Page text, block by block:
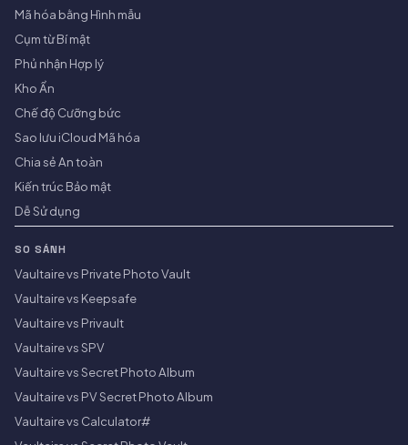
Mã hóa bằng Hình mẫu
Cụm từ Bí mật
Phủ nhận Hợp lý
Kho Ẩn
Chế độ Cưỡng bức
Sao lưu iCloud Mã hóa
Chia sẻ An toàn
Kiến trúc Bảo mật
Dễ Sử dụng
SO SÁNH
Vaultaire vs Private Photo Vault
Vaultaire vs Keepsafe
Vaultaire vs Privault
Vaultaire vs SPV
Vaultaire vs Secret Photo Album
Vaultaire vs PV Secret Photo Album
Vaultaire vs Calculator#